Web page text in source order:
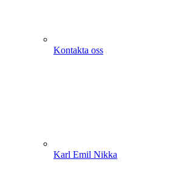
Kontakta oss
Karl Emil Nikka